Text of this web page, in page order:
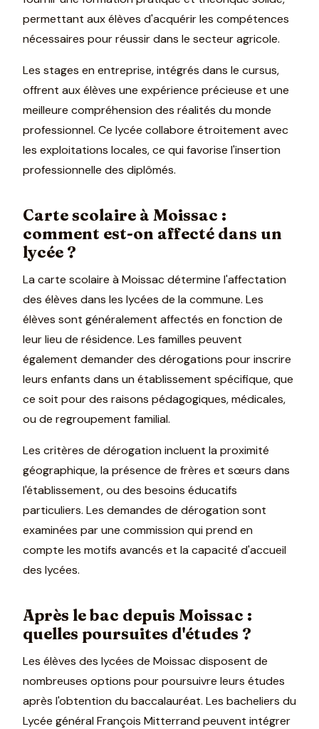
permettant aux élèves d'acquérir les compétences
nécessaires pour réussir dans le secteur agricole.
Les stages en entreprise, intégrés dans le cursus,
offrent aux élèves une expérience précieuse et une
meilleure compréhension des réalités du monde
professionnel. Ce lycée collabore étroitement avec
les exploitations locales, ce qui favorise l'insertion
professionnelle des diplômés.
Carte scolaire à Moissac :
comment est-on affecté dans un
lycée ?
La carte scolaire à Moissac détermine l'affectation
des élèves dans les lycées de la commune. Les
élèves sont généralement affectés en fonction de
leur lieu de résidence. Les familles peuvent
également demander des dérogations pour inscrire
leurs enfants dans un établissement spécifique, que
ce soit pour des raisons pédagogiques, médicales,
ou de regroupement familial.
Les critères de dérogation incluent la proximité
géographique, la présence de frères et sœurs dans
l'établissement, ou des besoins éducatifs
particuliers. Les demandes de dérogation sont
examinées par une commission qui prend en
compte les motifs avancés et la capacité d'accueil
des lycées.
Après le bac depuis Moissac :
quelles poursuites d'études ?
Les élèves des lycées de Moissac disposent de
nombreuses options pour poursuivre leurs études
après l'obtention du baccalauréat. Les bacheliers du
Lycée général François Mitterrand peuvent intégrer